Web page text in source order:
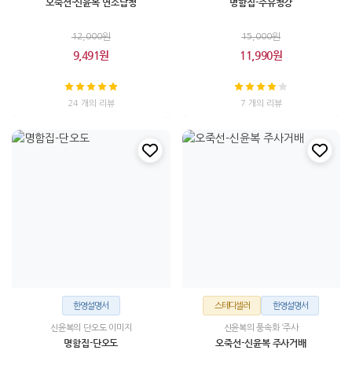
12,000원
9,491원
24 개의 리뷰
15,000원
11,990원
7 개의 리뷰
한영설명서
신윤복의 단오도 이미지
명함집-단오도
스테디셀러 한영설명서
신윤복의 풍속화 ‘주사
오죽선-신윤복 주사거배